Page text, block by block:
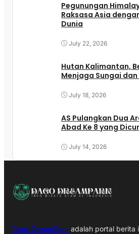
Pegunungan
Raksasa Asia
Dunia
July 22, 2026
Hutan Kalimantan,
Menjaga Sungai
July 18, 2026
AS Pulangkan Dua
Abad Ke 8 yang
July 14, 2026
Dago DreamPark adalah portal berita